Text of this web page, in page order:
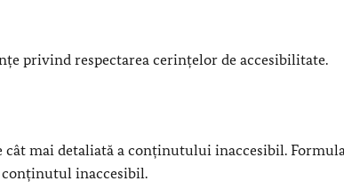
privind respectarea cerințelor de accesibilitate.
cât mai detaliată a conținutului inaccesibil.
conținutul inaccesibil.